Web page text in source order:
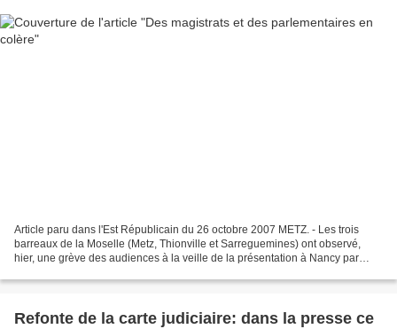
Article paru dans l'Est Républicain du 26 octobre 2007 METZ. - Les trois
barreaux de la Moselle (Metz, Thionville et Sarreguemines) ont observé,
hier, une grève des audiences à la veille de la présentation à Nancy par
Refonte de la carte judiciaire: dans la presse ce